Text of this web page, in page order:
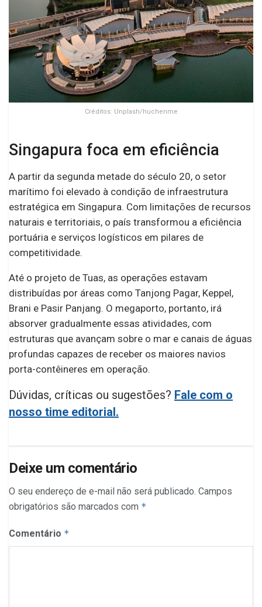
Créditos: Unplash/huchenme
Singapura foca em eficiência
A partir da segunda metade do século 20, o setor
marítimo foi elevado à condição de infraestrutura
estratégica em Singapura. Com limitações de recursos
naturais e territoriais, o país transformou a eficiência
portuária e serviços logísticos em pilares de
competitividade.
Até o projeto de Tuas, as operações estavam
distribuídas por áreas como Tanjong Pagar, Keppel,
Brani e Pasir Panjang. O megaporto, portanto, irá
absorver gradualmente essas atividades, com
estruturas que avançam sobre o mar e canais de águas
profundas capazes de receber os maiores navios
porta-contêineres em operação.
Dúvidas, críticas ou sugestões? Fale com o
nosso time editorial.
Deixe um comentário
O seu endereço de e-mail não será publicado. Campos
obrigatórios são marcados com *
Comentário *